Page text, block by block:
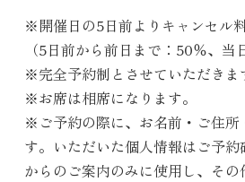
※開催日の5日前よりキャンセル
（5日前から前日まで：50％、
※完全予約制とさせていただき
※お席は相席になります。
※ご予約の際に、お名前・ご住所
す。いただいた個人情報はご予
からのご案内のみに使用し、そ